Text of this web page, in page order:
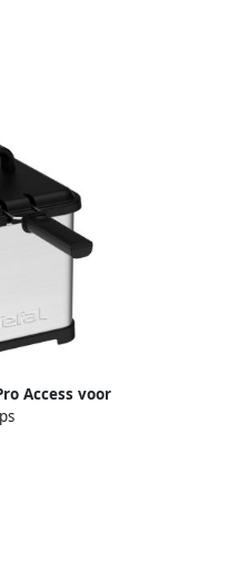
Access voor
1 kg frites
fr5030